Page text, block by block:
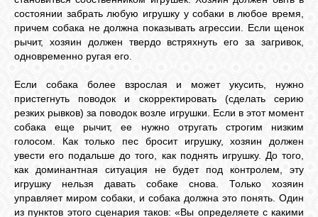
состоянии забрать любую игрушку у собаки в любое время,
причем собака не должна показывать агрессии. Если щенок
рычит, хозяин должен твердо встряхнуть его за загривок,
одновременно ругая его.
Если собака более взрослая и может укусить, нужно
пристегнуть поводок и скорректировать (сделать серию
резких рывков) за поводок возле игрушки. Если в этот момент
собака еще рычит, ее нужно отругать строгим низким
голосом. Как только пес бросит игрушку, хозяин должен
увести его подальше до того, как поднять игрушку. До того,
как доминантная ситуация не будет под контролем, эту
игрушку нельзя давать собаке снова. Только хозяин
управляет миром собаки, и собака должна это понять. Один
из пунктов этого сценария таков: «Вы определяете с какими